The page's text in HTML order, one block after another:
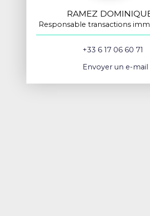
RAMEZ
Responsable transactions
+33 6 17 06 60 71
Envoyer un e-mail